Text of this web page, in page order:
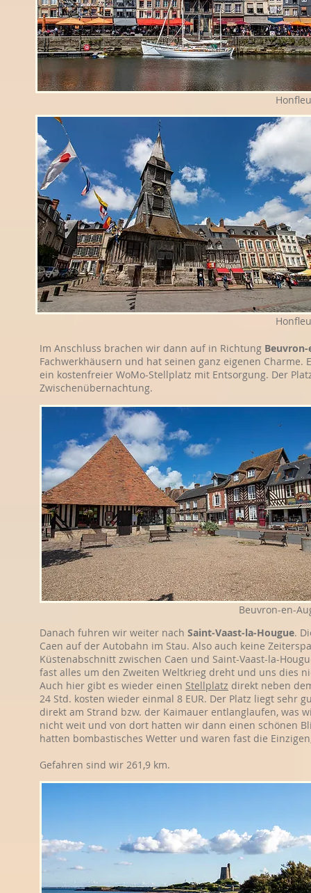
Im Anschluss brachen wir dann auf in Richtung Beuvron-
Fachwerkhäusern und hat seinen ganz eigenen
ein kostenfreier WoMo-Stellplatz mit Entsorgung. Der
Zwischenübernachtung.
Beuvron-en-
Danach fuhren wir weiter nach Saint-Vaast-la-Hougue.
Caen auf der Autobahn im Stau. Also auch keine
Küstenabschnitt zwischen Caen und Saint-Vaast-la-
fast alles um den Zweiten Weltkrieg dreht und uns dies
Auch hier gibt es wieder einen Stellplatz direkt neben
24 Std. kosten wieder einmal 8 EUR. Der Platz liegt sehr
direkt am Strand bzw. der Kaimauer entlanglaufen, was
nicht weit und von dort hatten wir dann einen schönen
hatten bombastisches Wetter und waren fast die
Gefahren sind wir 261,9 km.